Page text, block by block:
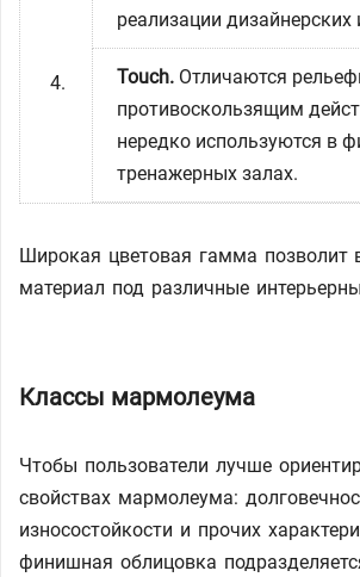
реализации дизайнерских
Touch. Отличаются
противоскользящим
нередко используются в
тренажерных залах.
Широкая цветовая гамма позволит
материал под различные
Классы мармолеума
Чтобы пользователи лучше
свойствах мармолеума:
износостойкости и прочих
финишная облицовка